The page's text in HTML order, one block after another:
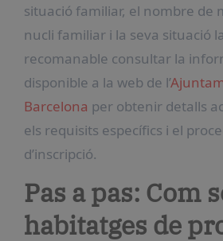
situació familiar, el nombre de
nucli familiar i la seva situació
recomanable consultar la
disponible a la web de l’
Barcelona per obtenir detalls
els requisits específics i el
d’inscripció.
Pas a pas: Com
habitatges de